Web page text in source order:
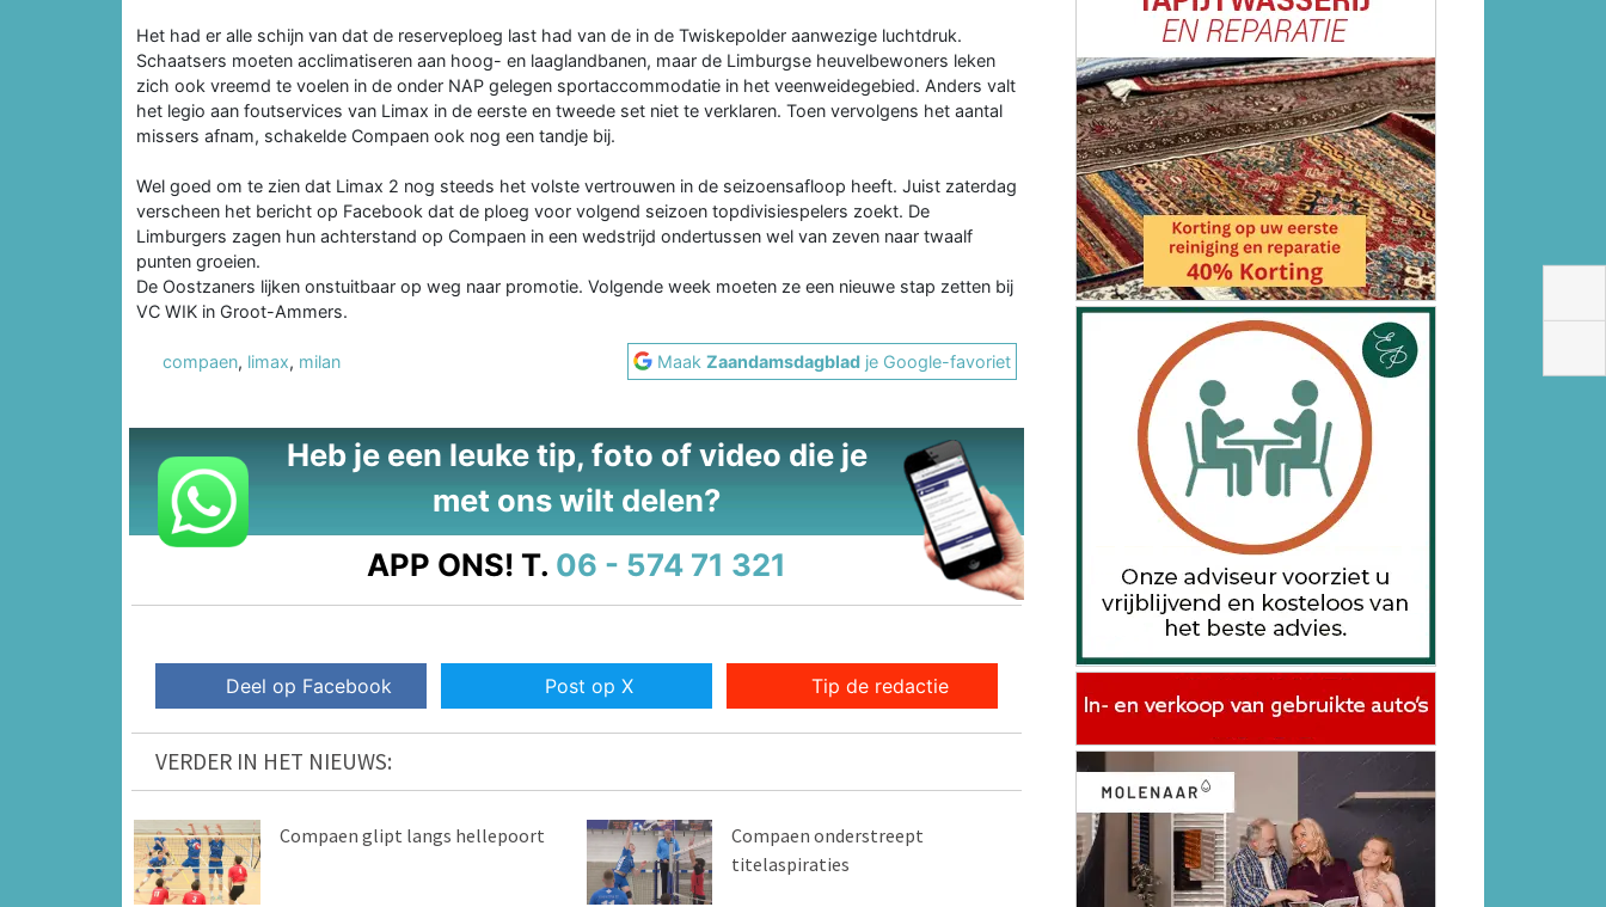
Het had er alle schijn van dat de reserveploeg last had van de in de Twiskepolder aanwezige luchtdruk.
Schaatsers moeten acclimatiseren aan hoog- en laaglandbanen, maar de Limburgse heuvelbewoners leken
zich ook vreemd te voelen in de onder NAP gelegen sportaccommodatie in het veenweidegebied. Anders valt
het legio aan foutservices van Limax in de eerste en tweede set niet te verklaren. Toen vervolgens het aantal
missers afnam, schakelde Compaen ook nog een tandje bij.
Wel goed om te zien dat Limax 2 nog steeds het volste vertrouwen in de seizoensafloop heeft. Juist zaterdag
verscheen het bericht op Facebook dat de ploeg voor volgend seizoen topdivisiespelers zoekt. De
Limburgers zagen hun achterstand op Compaen in een wedstrijd ondertussen wel van zeven naar twaalf
punten groeien.
De Oostzaners lijken onstuitbaar op weg naar promotie. Volgende week moeten ze een nieuwe stap zetten bij
VC WIK in Groot-Ammers.
compaen, limax, milan MaakZaandamsdagblad je Google-favoriet
Heb je een leuke tip, foto of video die je
met ons wilt delen?
APP ONS! T. 06 - 574 71 321
Deel op Facebook Post op X Tip de redactie
VERDER IN HET NIEUWS:
Compaen glipt langs hellepoort
Compaen onderstreept
titelaspiraties